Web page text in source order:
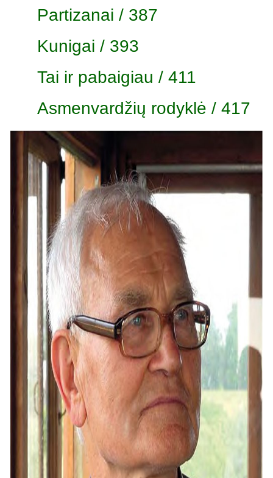
Partizanai / 387
Kunigai / 393
Tai ir pabaigiau / 411
Asmenvardžių rodyklė / 417